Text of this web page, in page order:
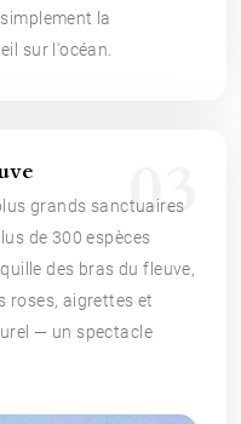
la
sur l'océan.
03
grands sanctuaires
de 300 espèces
des bras du fleuve,
roses, aigrettes et
— un spectacle